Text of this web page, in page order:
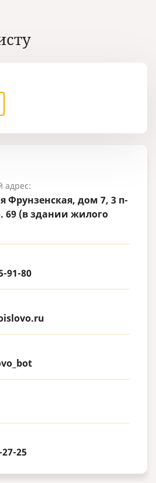
адрес:
Фрунзенская, дом 7, 3 п-
69 (в здании жилого
91-80
25